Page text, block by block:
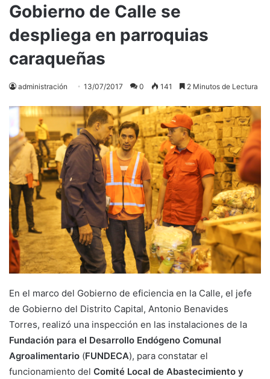
Gobierno de Calle se
despliega en parroquias
caraqueñas
administración 13/07/2017 0 141 2 Minutos de Lectura
En el marco del Gobierno de eficiencia en la Calle, el jefe
de Gobierno del Distrito Capital, Antonio Benavides
Torres, realizó una inspección en las instalaciones de la
Fundación para el Desarrollo Endógeno Comunal
Agroalimentario (FUNDECA), para constatar el
funcionamiento del Comité Local de Abastecimiento y